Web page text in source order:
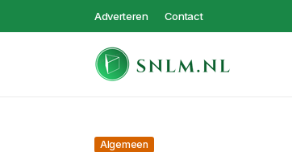
Adverteren Contact
Algemeen